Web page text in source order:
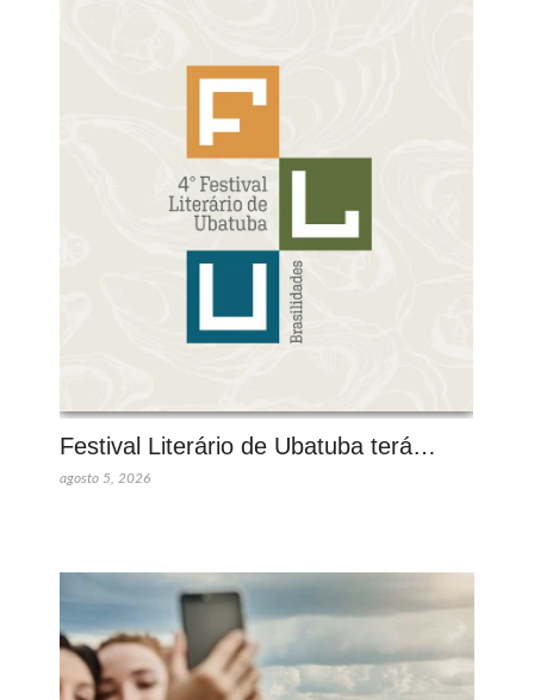
Festival Literário de Ubatuba terá…
agosto 5, 2026